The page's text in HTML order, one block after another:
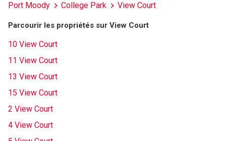
Port Moody
College Park View Court
Parcourir les propriétés sur View Court
10 View Court
11 View Court
13 View Court
15 View Court
2 View Court
4 View Court